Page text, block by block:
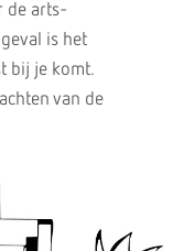
de arts-
is het
bij je komt.
van de